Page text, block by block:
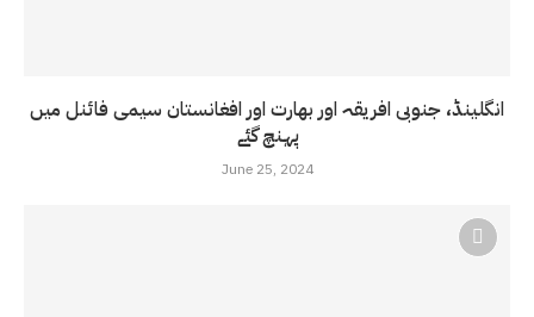
انگلینڈ، جنوبی افریقہ اور بھارت اور افغانستان سیمی فائنل میں
پہنچ گئے
June 25, 2024